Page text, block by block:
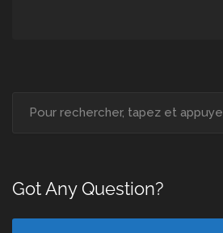
Got Any Question?